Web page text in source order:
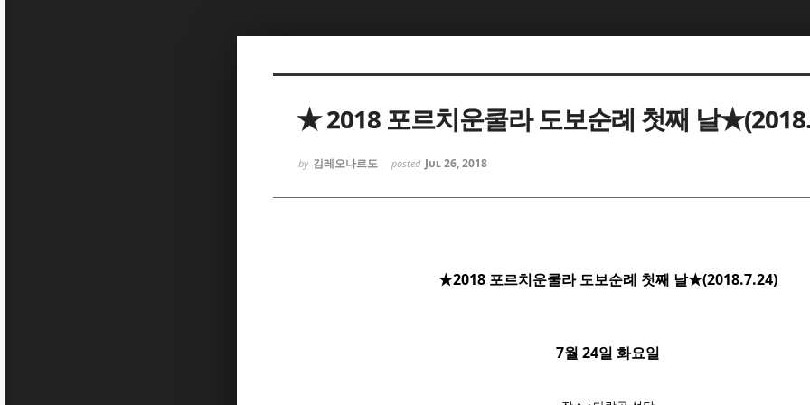
★ 2018 포르치운쿨라 도보순례 첫째 날
by 김레오나르도 posted Jul 26, 2018
★2018 포르치운쿨라 도보순례 첫째 날★(2018.7.24)
7월 24일 화요일
Sketchbook5, 스케치북5
Sketchbook5, 스케치북5